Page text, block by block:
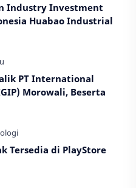
Industry Investment
Huabao Industrial
PT International
Morowali, Beserta
Tersedia di PlayStore